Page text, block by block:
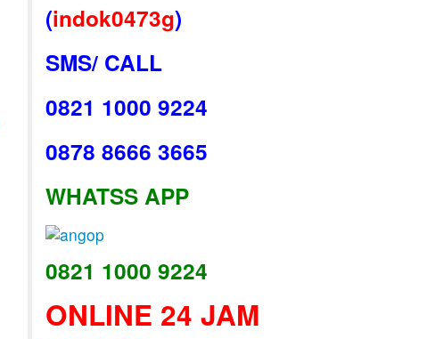
(indok0473g)
SMS/ CALL
0821 1000 9224
0878 8666 3665
WHATSS APP
0821 1000 9224
ONLINE 24 JAM